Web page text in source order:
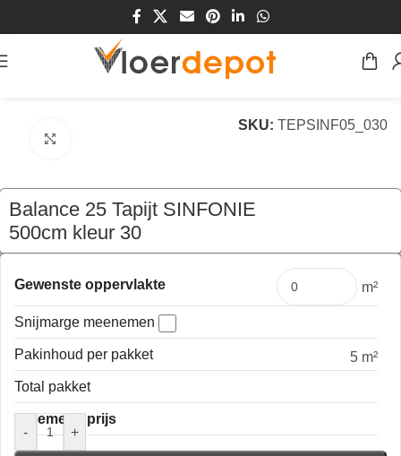
/Vloeren/Tapijt
SKU: TEPSINF05_030
Balance 25 Tapijt SINFONIE
500cm kleur 30
€565,00 per mtr
Gewenste oppervlakte m²
Snijmarge meenemen
Pakinhoud per pakket
5 m²
Total pakket
Algemene prijs
-
+